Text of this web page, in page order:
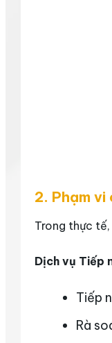
2. Phạm
Trong thực
Dịch vụ Tiếp
Tiếp
Rà